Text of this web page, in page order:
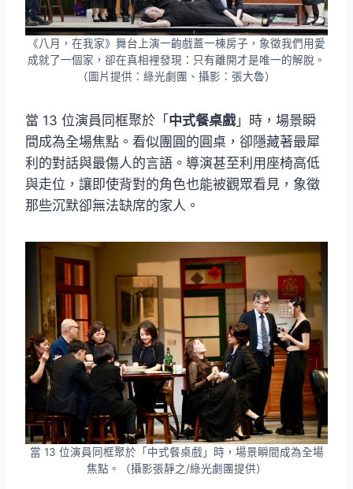
《八月，在我家》舞台上演一齣戲蓋一棟房子，象徵我們用愛
成就了一個家，卻在真相裡發現：只有離開才是唯一的解脫。
（圖片提供：綠光劇團、攝影：張大魯）
當 13 位演員同框聚於「 中式餐桌戲 」時，場景瞬
間成為全場焦點。看似團圓的圓桌，卻隱藏著最犀
利的對話與最傷人的言語。導演甚至利用座椅高低
與走位，讓即使背對的角色也能被觀眾看見，象徵
那些沉默卻無法缺席的家人。
當 13 位演員同框聚於「中式餐桌戲」時，場景瞬間成為全場
焦點。（攝影張靜之/綠光劇團提供）